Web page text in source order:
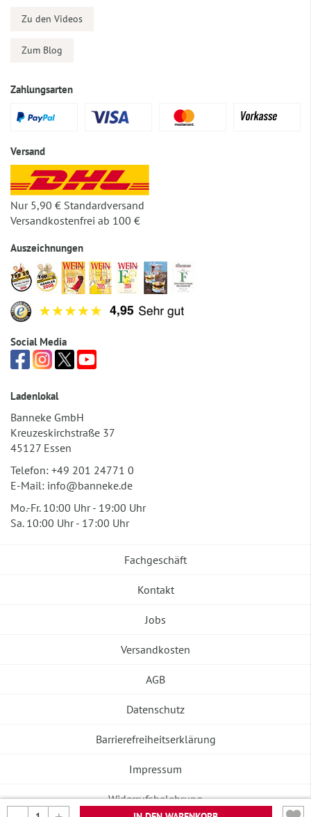
Zu den Videos
Zum Blog
Zahlungsarten
Versand
Nur 5,90 € Standardversand
Versandkostenfrei ab 100 €
Auszeichnungen
Social Media
Ladenlokal
Banneke GmbH
Kreuzeskirchstraße 37
45127 Essen
Telefon: +49 201 24771 0
E-Mail: info@banneke.de
Mo.-Fr. 10:00 Uhr - 19:00 Uhr
Sa. 10:00 Uhr - 17:00 Uhr
Fachgeschäft
Kontakt
Jobs
Versandkosten
AGB
Datenschutz
Barrierefreiheitserklärung
Impressum
Widerrufsbelehrung